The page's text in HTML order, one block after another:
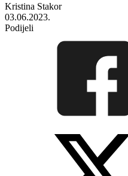
Kristina Stakor
03.06.2023.
Podijeli